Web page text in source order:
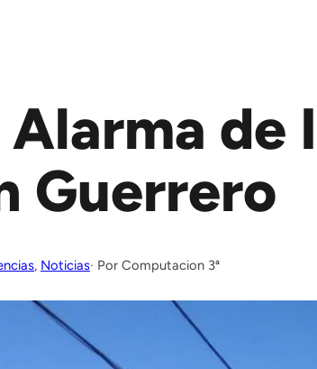
Alarma
Guerrero
, Noticias Computacion 3ª